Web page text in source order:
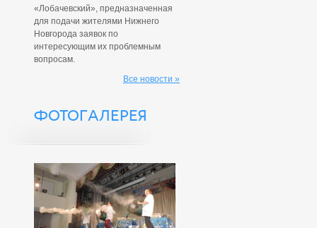
«Лобачевский», предназначенная
для подачи жителями Нижнего
Новгорода заявок по
интересующим их проблемным
вопросам.
Все новости »
ФОТОГАЛЕРЕЯ